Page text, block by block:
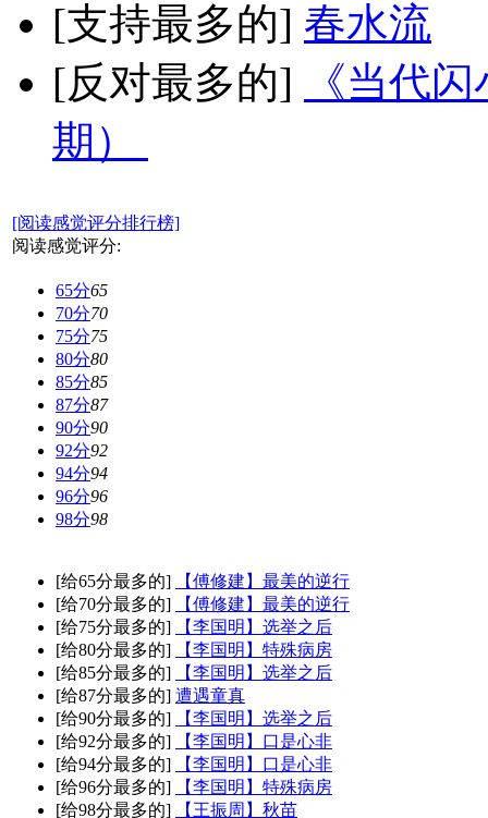
[支持最多的] 春水流
[反对最多的]
《当代
期）
[阅读感觉评分排行榜]
阅读感觉评分:
65分65
70分70
75分75
80分80
85分85
87分87
90分90
92分92
94分94
96分96
98分98
[给65分最多的]
【傅修建】最美的逆行
[给70分最多的]
【傅修建】最美的逆行
[给75分最多的]
【李国明】选举之后
[给80分最多的]
【李国明】特殊病房
[给85分最多的]
【李国明】选举之后
[给87分最多的] 遭遇童真
[给90分最多的]
【李国明】选举之后
[给92分最多的]
【李国明】口是心非
[给94分最多的]
【李国明】口是心非
[给96分最多的]
【李国明】特殊病房
[给98分最多的]
【王振周】秋苗